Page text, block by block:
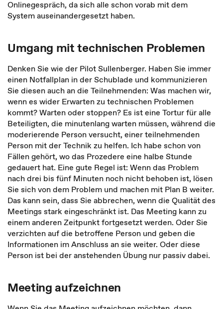
Onlinegespräch, da sich alle schon vorab mit dem
System aus­einandergesetzt haben.
Umgang mit technischen Problemen
Denken Sie wie der Pilot Sullenberger. Haben Sie immer
einen Notfallplan in der Schublade und kommunizieren
Sie diesen auch an die Teilnehmenden: Was ma­chen wir,
wenn es wider Erwarten zu technischen Problemen
kommt? Warten oder stoppen? Es ist eine Tortur für alle
Beteiligten, die minutenlang warten müssen, während die
moderierende Person versucht, einer teilnehmenden
Person mit der Technik zu helfen. Ich habe schon von
Fällen gehört, wo das Prozedere eine hal­be Stunde
gedauert hat. Eine gute Regel ist: Wenn das Problem
nach drei bis fünf Minuten noch nicht behoben ist, lösen
Sie sich von dem Problem und machen mit Plan B weiter.
Das kann sein, dass Sie abbrechen, wenn die Qualität des
Meetings stark eingeschränkt ist. Das Meeting kann zu
einem anderen Zeitpunkt fortgesetzt werden. Oder Sie
verzichten auf die betroffene Person und geben die
Informatio­nen im Anschluss an sie weiter. Oder diese
Person ist bei der anstehenden Übung nur passiv dabei.
Meeting aufzeichnen